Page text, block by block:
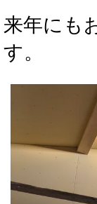
来年にも
す。